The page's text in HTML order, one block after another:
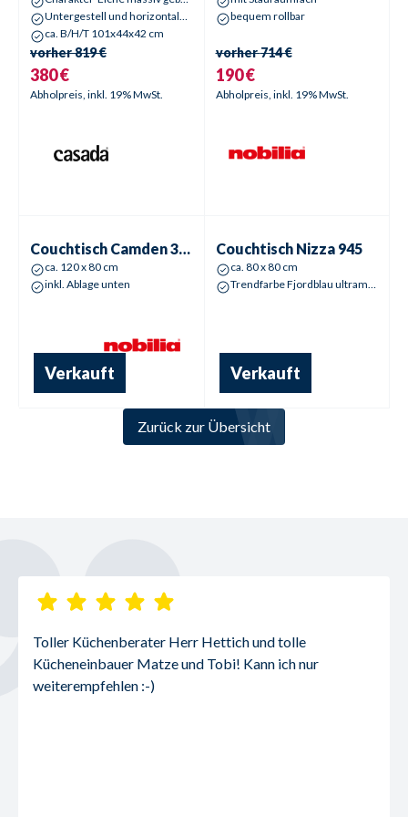
Untergestell und horizontale Design-Bügelgriffe, in Alteisen geschwärzt (mit Gebrauchsspuren),
ca. B/H/T 101x44x42 cm
vorher819 €
380 €
Abholpreis, inkl. 19% MwSt.
bequem rollbar
vorher714 €
190 €
Abholpreis, inkl. 19% MwSt.
Sale %
Couchtisch Camden 357
ca. 120 x 80 cm
inkl. Ablage unten
Verkauft
Sale %
Couchtisch Nizza 945
ca. 80 x 80 cm
Trendfarbe Fjordblau ultramatt
Verkauft
Zurück zur Übersicht
Toller Küchenberater Herr Hettich und tolle
Kücheneinbauer Matze und Tobi! Kann ich nur
weiterempfehlen :-)